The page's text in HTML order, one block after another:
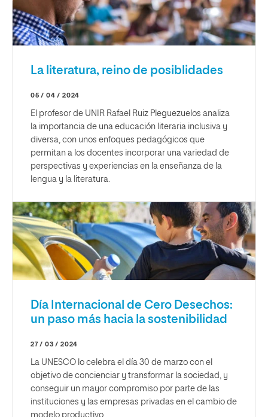
La literatura, reino de posiblidades
05 / 04 / 2024
El profesor de UNIR Rafael Ruiz Pleguezuelos analiza
la importancia de una educación literaria inclusiva y
diversa, con unos enfoques pedagógicos que
permitan a los docentes incorporar una variedad de
perspectivas y experiencias en la enseñanza de la
lengua y la literatura.
Día Internacional de Cero Desechos:
un paso más hacia la sostenibilidad
27 / 03 / 2024
La UNESCO lo celebra el día 30 de marzo con el
objetivo de concienciar y transformar la sociedad, y
conseguir un mayor compromiso por parte de las
instituciones y las empresas privadas en el cambio de
modelo productivo.